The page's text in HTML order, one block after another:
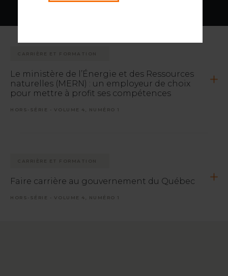
CARRIÈRE ET FORMATION
Le ministère de l’Énergie et des Ressources
naturelles (MERN) : un employeur de choix
pour mettre à profit ses compétences
HORS-SÉRIE - VOLUME 4, NUMÉRO 1
CARRIÈRE ET FORMATION
Faire carrière au gouvernement du Québec
HORS-SÉRIE - VOLUME 4, NUMÉRO 1